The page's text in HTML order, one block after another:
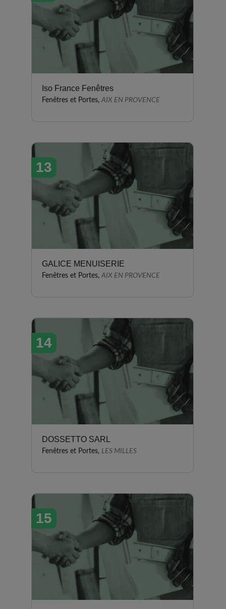
Iso France Fenêtres
Fenêtres et Portes, AIX EN PROVENCE
13
GALICE MENUISERIE
Fenêtres et Portes, AIX EN PROVENCE
14
DOSSETTO SARL
Fenêtres et Portes, LES MILLES
15